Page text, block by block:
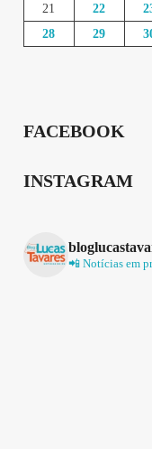
21
22
28
29
FACEBOOK
INSTAGRAM
📲 Notícias em